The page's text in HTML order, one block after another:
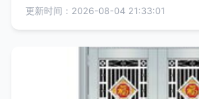
更新时间：2026-08-04 21:33:01